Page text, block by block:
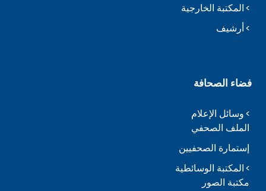
المكتبة الخارجية
أرشيف
فضاء الصحافة
وسائل الإعلام
الملف الصحفي
إستمارة الصحفيين
المكتبة الوسائطية
مكتبة الصور